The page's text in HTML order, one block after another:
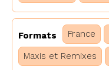
Formats France
Maxis et Remixes